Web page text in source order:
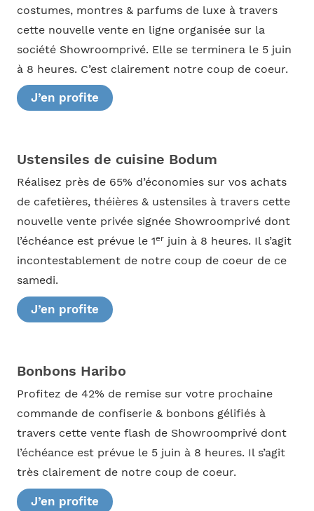
costumes, montres & parfums de luxe à travers
cette nouvelle vente en ligne organisée sur la
société Showroomprivé. Elle se terminera le 5 juin
à 8 heures. C’est clairement notre coup de coeur.
J’en profite
Ustensiles de cuisine Bodum
Réalisez près de 65% d’économies sur vos achats
de cafetières, théières & ustensiles à travers cette
nouvelle vente privée signée Showroomprivé dont
l’échéance est prévue le 1erjuin à 8 heures. Il s’agit
incontestablement de notre coup de coeur de ce
samedi.
J’en profite
Bonbons Haribo
Profitez de 42% de remise sur votre prochaine
commande de confiserie & bonbons gélifiés à
travers cette vente flash de Showroomprivé dont
l’échéance est prévue le 5 juin à 8 heures. Il s’agit
très clairement de notre coup de coeur.
J’en profite